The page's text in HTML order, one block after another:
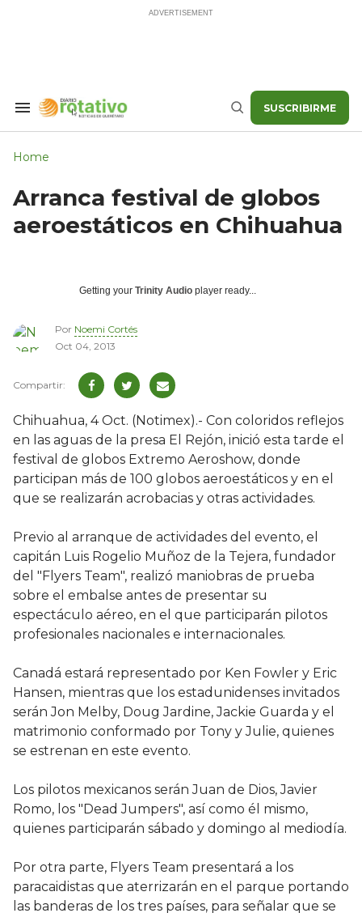
Search
Buscar SUSCRIBIRME
Home
Arranca festival de globos
aeroestáticos en Chihuahua
Getting your Trinity Audio player ready...
Por Noemi Cortés
Oct 04, 2013
Chihuahua, 4 Oct. (Notimex).- Con coloridos reflejos
en las aguas de la presa El Rejón, inició esta tarde el
festival de globos Extremo Aeroshow, donde
participan más de 100 globos aeroestáticos y en el
que se realizarán acrobacias y otras actividades.
Previo al arranque de actividades del evento, el
capitán Luis Rogelio Muñoz de la Tejera, fundador
del "Flyers Team", realizó maniobras de prueba
sobre el embalse antes de presentar su
espectáculo aéreo, en el que participarán pilotos
profesionales nacionales e internacionales.
Canadá estará representado por Ken Fowler y Eric
Hansen, mientras que los estadunidenses invitados
serán Jon Melby, Doug Jardine, Jackie Guarda y el
matrimonio conformado por Tony y Julie, quienes
se estrenan en este evento.
Los pilotos mexicanos serán Juan de Dios, Javier
Romo, los "Dead Jumpers", así como él mismo,
quienes participarán sábado y domingo al mediodía.
Por otra parte, Flyers Team presentará a los
paracaidistas que aterrizarán en el parque portando
las banderas de los tres países, para señalar que se